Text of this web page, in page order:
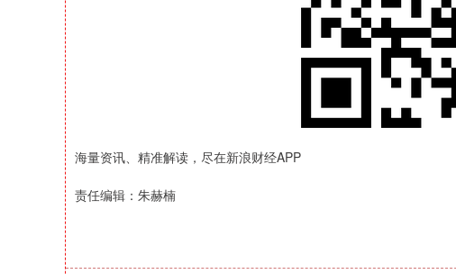
海量资讯、精准解读，尽在新浪财经APP
责任编辑：朱赫楠